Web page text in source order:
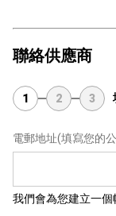
聯絡供應商
1 2 3
電郵地址(填寫您的
我們會為您建立一個